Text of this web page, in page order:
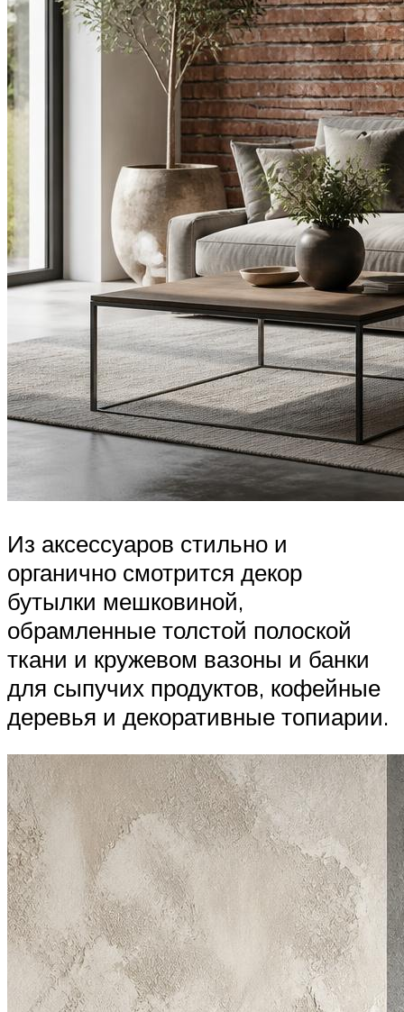
Из аксессуаров стильно и
органично смотрится декор
бутылки мешковиной,
обрамленные толстой полоской
ткани и кружевом вазоны и банки
для сыпучих продуктов, кофейные
деревья и декоративные топиарии.